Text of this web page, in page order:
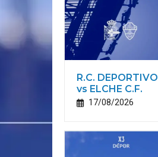
R.C. DEPORTIVO
vs ELCHE C.F.
17/08/2026